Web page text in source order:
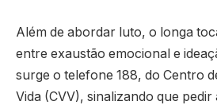
Além de abordar luto, o longa
entre exaustão emocional e
surge o telefone 188, do Centro
Vida (CVV), sinalizando que pedir